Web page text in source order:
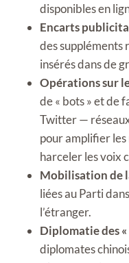
disponibles en
Encarts
des suppléments
insérés dans de
Opérations sur
de « bots » et de
Twitter —
pour amplifier les
harceler les voix
Mobilisation de
liées au Parti
l’étranger.
Diplomatie des
diplomates